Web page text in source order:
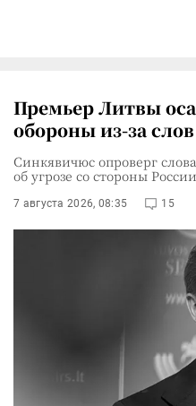
Премьер Литвы
обороны из-за
Синкявичюс опроверг
об угрозе со стороны России
7 августа 2026, 08:35 15